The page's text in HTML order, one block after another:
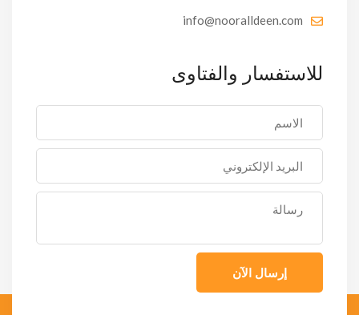
info@nooralldeen.com
للاستفسار والفتاوى
إرسال الآن